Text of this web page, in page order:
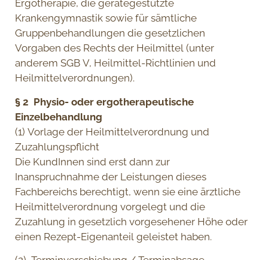
Ergotherapie, die gerätegestützte
Krankengymnastik sowie für sämtliche
Gruppenbehandlungen die gesetzlichen
Vorgaben des Rechts der Heilmittel (unter
anderem SGB V, Heilmittel-Richtlinien und
Heilmittelverordnungen).
§ 2 Physio- oder ergotherapeutische
Einzelbehandlung
(1) Vorlage der Heilmittelverordnung und
Zuzahlungspflicht
Die KundInnen sind erst dann zur
Inanspruchnahme der Leistungen dieses
Fachbereichs berechtigt, wenn sie eine ärztliche
Heilmittelverordnung vorgelegt und die
Zuzahlung in gesetzlich vorgesehener Höhe oder
einen Rezept-Eigenanteil geleistet haben.